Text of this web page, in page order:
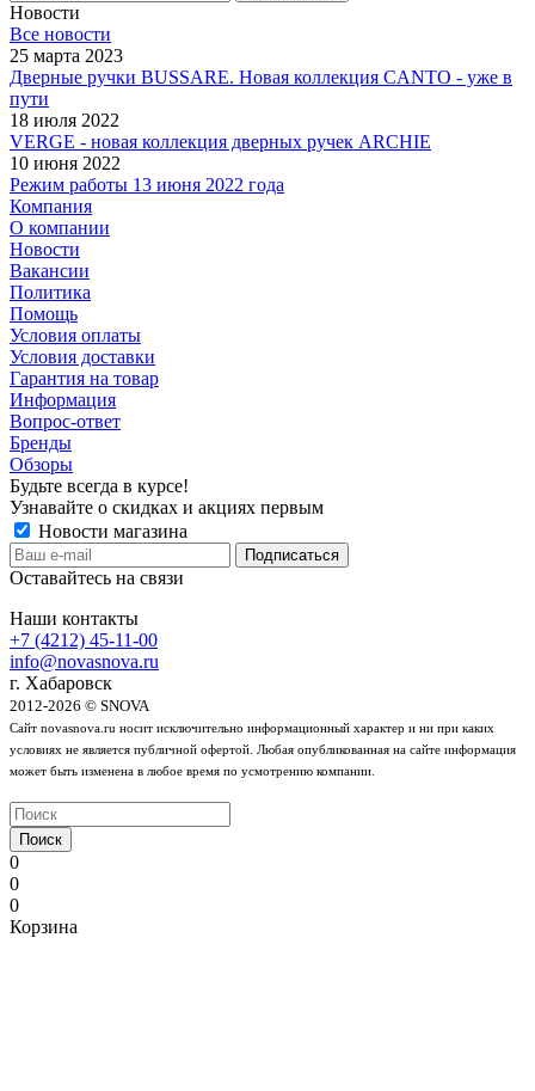
Новости
Все новости
25 марта 2023
Дверные ручки BUSSARE. Новая коллекция CANTO - уже в
пути
18 июля 2022
VERGE - новая коллекция дверных ручек ARCHIE
10 июня 2022
Режим работы 13 июня 2022 года
Компания
О компании
Новости
Вакансии
Политика
Помощь
Условия оплаты
Условия доставки
Гарантия на товар
Информация
Вопрос-ответ
Бренды
Обзоры
Будьте всегда в курсе!
Узнавайте о скидках и акциях первым
Новости магазина
Оставайтесь на связи
Наши контакты
+7 (4212) 45-11-00
info@novasnova.ru
г. Хабаровск
2012-2026 © SNOVA
Сайт novasnova.ru носит исключительно информационный характер и ни при каких
условиях не является публичной офертой. Любая опубликованная на сайте информация
может быть изменена в любое время по усмотрению компании.
Поиск
0
0
0
Корзина